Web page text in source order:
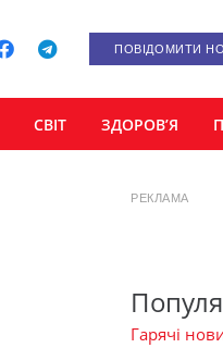
ПОВІДОМИТИ
СВІТ ЗДОРОВ’Я
РЕКЛАМА
Гарячі